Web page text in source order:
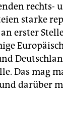
rechts-
starke
erster
Das mag
darüber